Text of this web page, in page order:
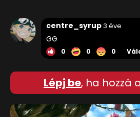
centre_syrup3 éve
GG
0 0 0
Lépj be, ha hozzá